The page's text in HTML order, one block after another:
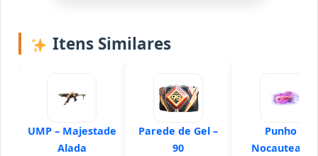
Itens Similares
UMP – Majestade
Alada
Parede de Gel –
90
Punho –
Nocauteador